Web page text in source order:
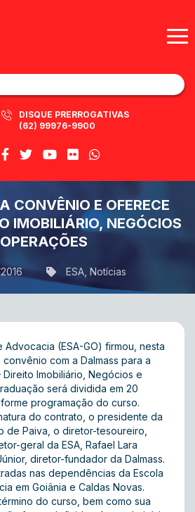
DISQUE PRERROGATIVAS
(62) 99976-9900
CONVÊNIO E OFERECE
IMOBILIÁRIO, NEGÓCIOS
ESA, Notícias
Advocacia (ESA-GO) firmou, nesta
com a Dalmass para a
Imobiliário, Negócios e
será dividida em 20
programação do curso.
do contrato, o presidente da
de Paiva, o diretor-tesoureiro,
geral da ESA, Rafael Lara
diretor-fundador da Dalmass.
nas dependências da Escola
em Goiânia e Caldas Novas.
do curso, bem como sua